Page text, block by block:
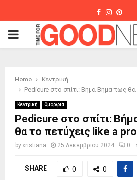
Facebook
PRIMARY
Home
Κεντρική
Pedicure στο σπίτι: Bήμα Βήμα πως
Κεντρική Ομορφιά
Pedicure στο σπίτι:
θα το πετύχεις like a
by xristiana 25 Δεκεμβρίου 2024 0
SHARE 0 0